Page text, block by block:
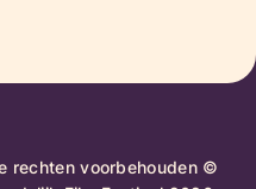
rechten voorbehouden ©